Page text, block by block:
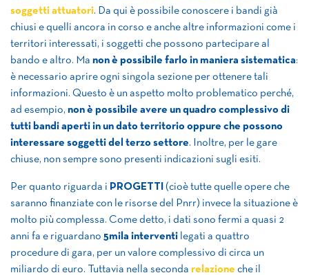
soggetti attuatori. Da qui è possibile conoscere i bandi già
chiusi e quelli ancora in corso e anche altre informazioni come i
territori interessati, i soggetti che possono partecipare al
bando e altro. Ma non è possibile farlo in maniera sistematica:
è necessario aprire ogni singola sezione per ottenere tali
informazioni. Questo è un aspetto molto problematico perché,
ad esempio, non è possibile avere un quadro complessivo di
tutti bandi aperti in un dato territorio oppure che possono
interessare soggetti del terzo settore. Inoltre, per le gare
chiuse, non sempre sono presenti indicazioni sugli esiti.
Per quanto riguarda i PROGETTI
(cioè tutte quelle opere che
saranno finanziate con le risorse del Pnrr) invece la situazione è
molto più complessa. Come detto, i dati sono fermi a quasi 2
anni fa e riguardano 5mila interventi legati a quattro
procedure di gara, per un valore complessivo di circa un
miliardo di euro. Tuttavia nella seconda relazione che il